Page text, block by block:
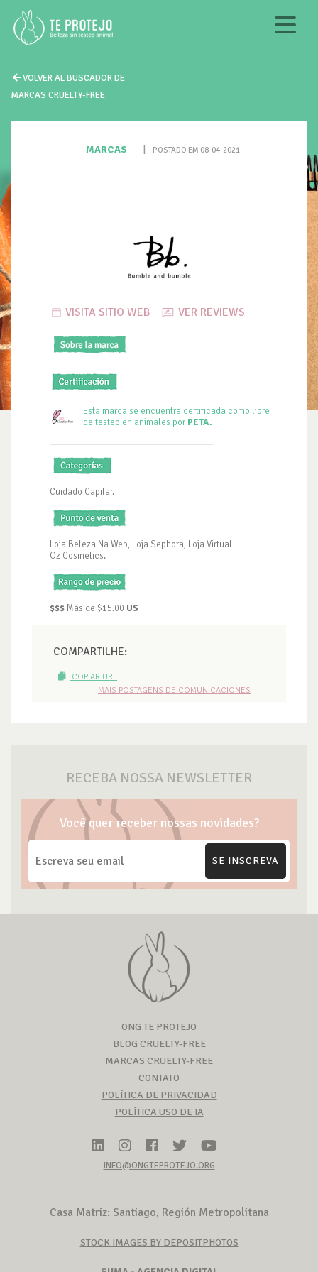
VOLVER AL BUSCADOR DE
MARCAS CRUELTY-FREE
MARCAS POSTADO EM 08-04-2021
VISITA SITIO WEB VER REVIEWS
Esta marca se encuentra certificada como libre
de testeo en animales porPETA.
Cuidado Capilar.
Loja Beleza Na Web, Loja Sephora, Loja Virtual
Oz Cosmetics.
$$$ Más de $15.00 US
COMPARTILHE:
COPIAR URL
MAIS POSTAGENS DE COMUNICACIONES
RECEBA NOSSA NEWSLETTER
Você quer receber nossas novidades?
SE INSCREVA
ONG TE PROTEJO
BLOG CRUELTY-FREE
MARCAS CRUELTY-FREE
CONTATO
POLÍTICA DE PRIVACIDAD
POLÍTICA USO DE IA
INFO@ONGTEPROTEJO.ORG
Casa Matriz: Santiago, Región Metropolitana
STOCK IMAGES BY DEPOSITPHOTOS